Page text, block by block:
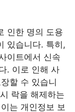
인한 명의 도용
있습니다. 특히,
이트에서 신속
. 이로 인해 사
할 수 있습니
락을 해제하는
는 개인정보 보